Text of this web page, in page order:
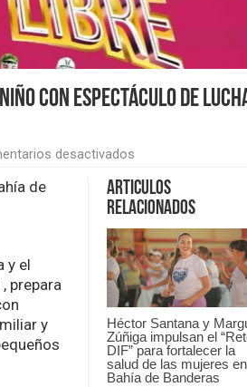
con espectáculo de
desactivadosen
Santana
celebrará
el
Día
del
Niño
con
espectáculo
de
lucha
libre
Articulos
Relacionados
Héctor Santana y
Zúñiga impulsan el
DIF” para fortalecer la
salud de las mujeres en
Bahía de Banderas
de
y el
prepara
y